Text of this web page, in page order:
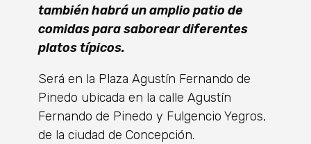
también habrá un amplio patio de
comidas para saborear diferentes
platos típicos.
Será en la Plaza Agustín Fernando de
Pinedo ubicada en la calle Agustín
Fernando de Pinedo y Fulgencio Yegros,
de la ciudad de Concepción.